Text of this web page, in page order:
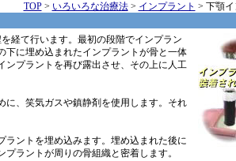
TOP> いろいろな治療法> インプラント > 下顎
経て行います。最初の段階でインプラン
下に埋め込まれたインプラントが骨と一体
ンプラントを再び露出させ、その上に人工
に、笑気ガスや鎮静剤を使用します。それ
ラントを埋め込みます。埋め込まれた後に
ラントが周りの骨組織と密着します。